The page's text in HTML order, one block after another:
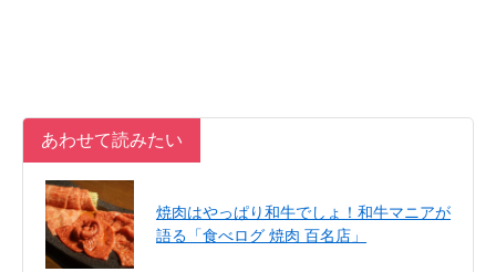
あわせて読みたい
焼肉はやっぱり和牛でしょ！和牛マニアが
語る「食べログ 焼肉 百名店」